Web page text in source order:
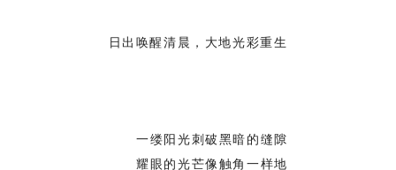
日出唤醒清晨，大地光彩重生
一缕阳光刺破黑暗的缝隙
耀眼的光芒像触角一样地